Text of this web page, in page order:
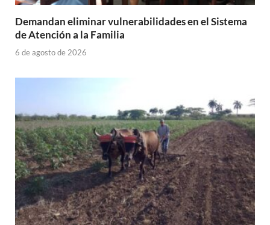
Demandan eliminar vulnerabilidades en el Sistema
de Atención a la Familia
6 de agosto de 2026